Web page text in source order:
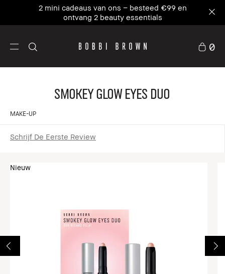
2 mini cadeaus van ons – besteed €99 en
ontvang 2 beauty essentials
0
Smokey Glow Eyes Duo
MAKE-UP
Schrijf De Eerste Review
Nieuw